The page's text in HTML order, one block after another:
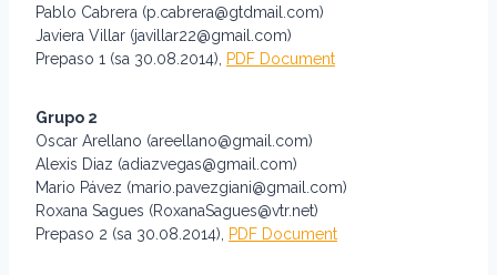
Pablo Cabrera (p.cabrera@gtdmail.com)
Javiera Villar (javillar22@gmail.com)
Prepaso 1 (sa 30.08.2014), PDF Document
Grupo 2
Oscar Arellano (areellano@gmail.com)
Alexis Diaz (adiazvegas@gmail.com)
Mario Pávez (mario.pavezgiani@gmail.com)
Roxana Sagues (RoxanaSagues@vtr.net)
Prepaso 2 (sa 30.08.2014), PDF Document